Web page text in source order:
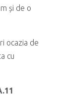
și de o
ocazia de
cu